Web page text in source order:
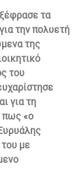
τα
την πολυετή
της
του
για τη
πως «ο
με